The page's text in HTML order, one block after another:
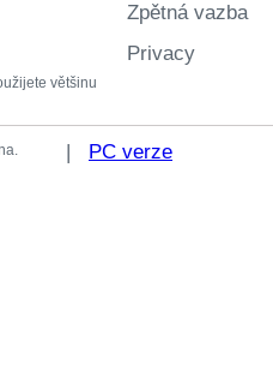
Zpětná vazba
Privacy
většinu
| PC verze